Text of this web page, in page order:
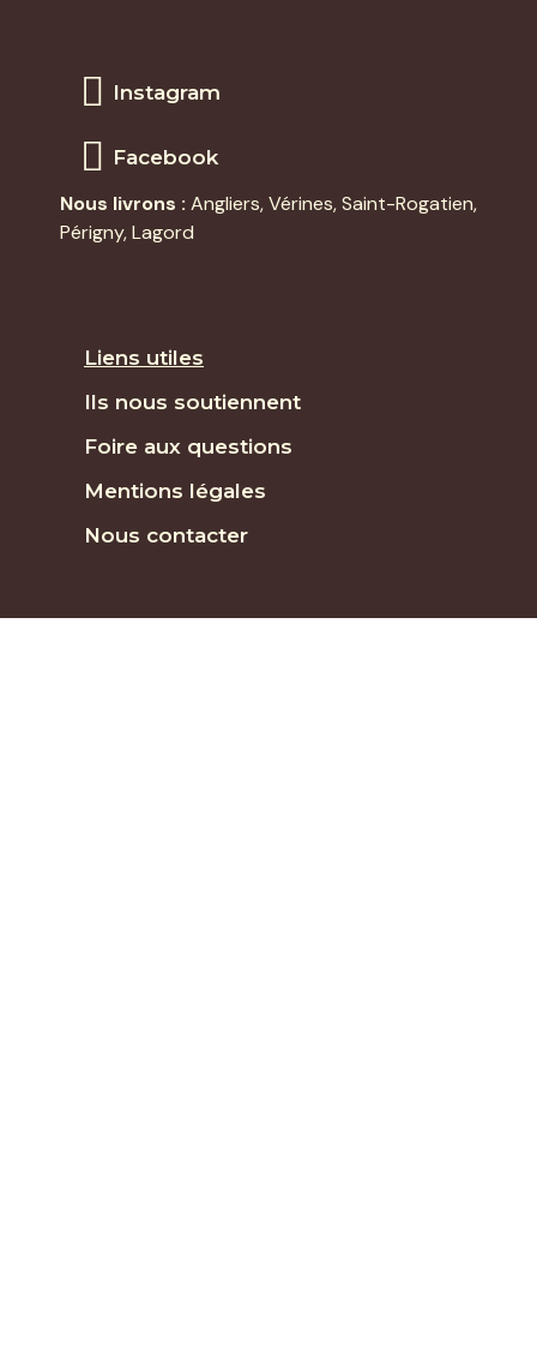
Instagram
Facebook
Nous livrons : Angliers,Vérines,Saint-Rogatien,
Périgny,Lagord
Liens utiles
Ils nous soutiennent
Foire aux questions
Mentions légales
Nous contacter